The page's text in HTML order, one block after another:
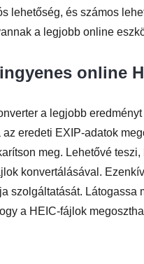
lehetőség, és számos
a legjobb online
online
a legjobb
eredeti EXIP-adatok
meg. Lehetővé
konvertálásával.
szolgáltatását. Látogassa
a HEIC-fájlok